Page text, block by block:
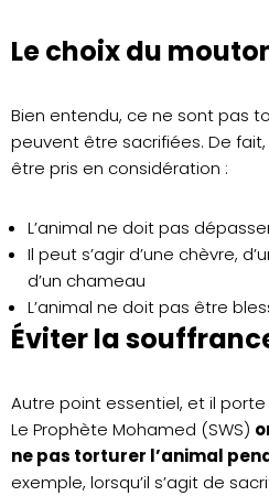
Le choix du
Bien entendu, ce ne sont pas
peuvent être sacrifiées. De
être pris en considération :
L’animal ne doit pas
Il peut s’agir d’une chèvre,
d’un chameau
L’animal ne doit pas être
Éviter la
Autre point essentiel, et il
Le Prophète Mohamed (SWS)
ne pas torturer l’animal
exemple, lorsqu’il s’agit de